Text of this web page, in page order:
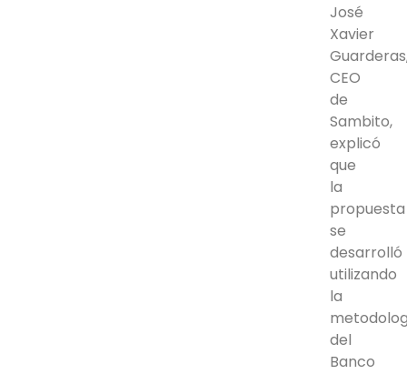
José
Xavier
CEO
de
Sambito,
explicó
que
la
propuesta
se
desarrolló
utilizando
la
del
Banco